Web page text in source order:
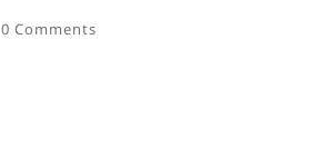
0 Comments